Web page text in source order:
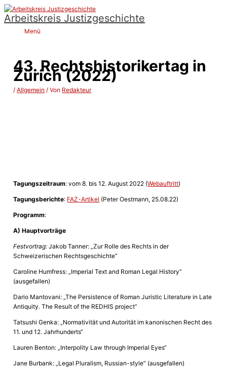
Zum
Inhalt
springen
Arbeitskreis Justizgeschichte
Menü
Menü
43. Rechtshistorikertag in
Zürich (2022)
/Allgemein / Von Redakteur
Tagungszeitraum: vom 8. bis 12. August 2022 (Webauftritt)
Tagungsberichte: FAZ-Artikel (Peter Oestmann, 25.08.22)
Programm:
A) Hauptvorträge
Festvortrag:Jakob Tanner: „Zur Rolle des Rechts in der
Schweizerischen Rechtsgeschichte“
Caroline Humfress: „Imperial Text and Roman Legal History“
(ausgefallen)
Dario Mantovani: „The Persistence of Roman Juristic Literature in Late
Antiquity. The Result of the REDHIS project“
Tatsushi Genka: „Normativität und Autorität im kanonischen Recht des
11. und 12. Jahrhunderts“
Lauren Benton: „Interpolity Law through Imperial Eyes“
Jane Burbank: „Legal Pluralism, Russian-style“ (ausgefallen)